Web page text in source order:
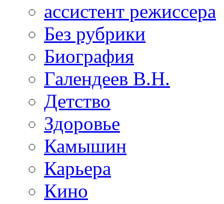
ассистент режиссера
Без рубрики
Биография
Галендеев В.Н.
Детство
Здоровье
Камышин
Карьера
Кино